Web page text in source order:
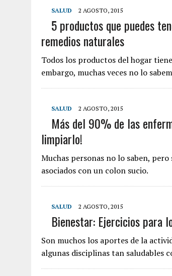
SALUD 2 AGOSTO, 2015
5 productos que puedes
remedios naturales
Todos los productos del hogar
embargo, muchas veces no lo
SALUD 2 AGOSTO, 2015
Más del 90% de las
limpiarlo!
Muchas personas no lo saben,
asociados con un colon sucio.
SALUD 2 AGOSTO, 2015
Bienestar: Ejercicios para
Son muchos los aportes de la
algunas disciplinas tan saludables